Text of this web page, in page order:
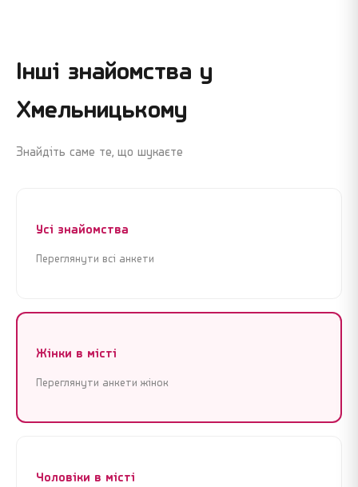
Інші знайомства у
Хмельницькому
Знайдіть саме те, що шукаєте
Усі знайомства
Переглянути всі анкети
Жінки в місті
Переглянути анкети жінок
Чоловіки в місті